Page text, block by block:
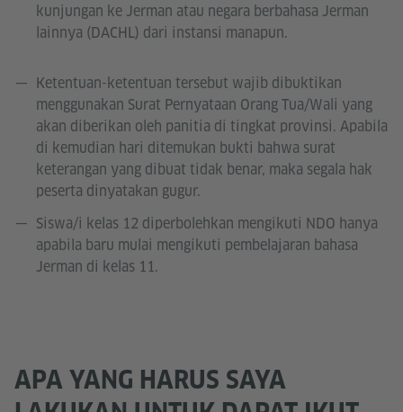
kunjungan ke Jerman atau negara berbahasa Jerman
lainnya (DACHL) dari instansi manapun.
Ketentuan-ketentuan tersebut wajib dibuktikan
menggunakan Surat Pernyataan Orang Tua/Wali yang
akan diberikan oleh panitia di tingkat provinsi. Apabila
di kemudian hari ditemukan bukti bahwa surat
keterangan yang dibuat tidak benar, maka segala hak
peserta dinyatakan gugur.
Siswa/i kelas 12 diperbolehkan mengikuti NDO hanya
apabila baru mulai mengikuti pembelajaran bahasa
Jerman di kelas 11.
APA YANG HARUS SAYA